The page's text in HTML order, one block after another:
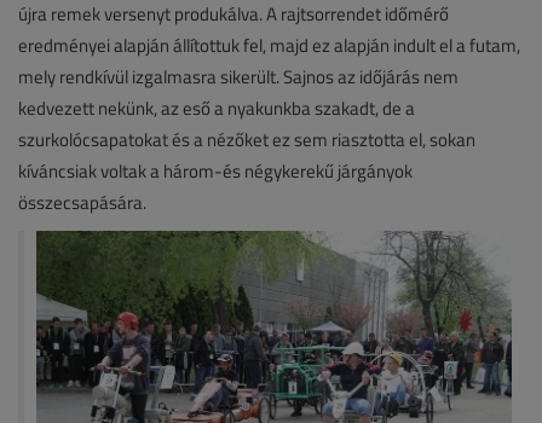
újra remek versenyt produkálva. A rajtsorrendet időmérő
eredményei alapján állítottuk fel, majd ez alapján indult el a futam,
mely rendkívül izgalmasra sikerült. Sajnos az időjárás nem
kedvezett nekünk, az eső a nyakunkba szakadt, de a
szurkolócsapatokat és a nézőket ez sem riasztotta el, sokan
kíváncsiak voltak a három-és négykerekű járgányok
összecsapására.